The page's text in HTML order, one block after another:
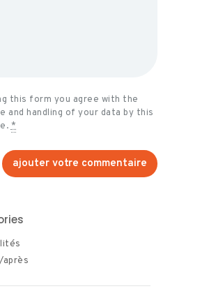
this form you agree with the
and handling of your data by this
*
après